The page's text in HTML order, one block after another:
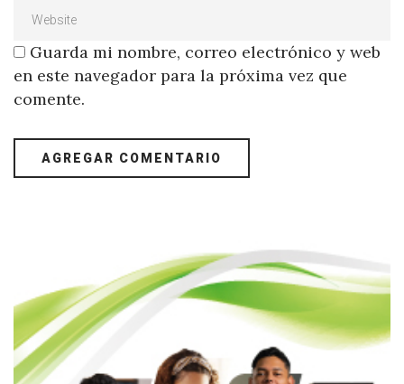
Guarda mi nombre, correo electrónico y web
en este navegador para la próxima vez que
comente.